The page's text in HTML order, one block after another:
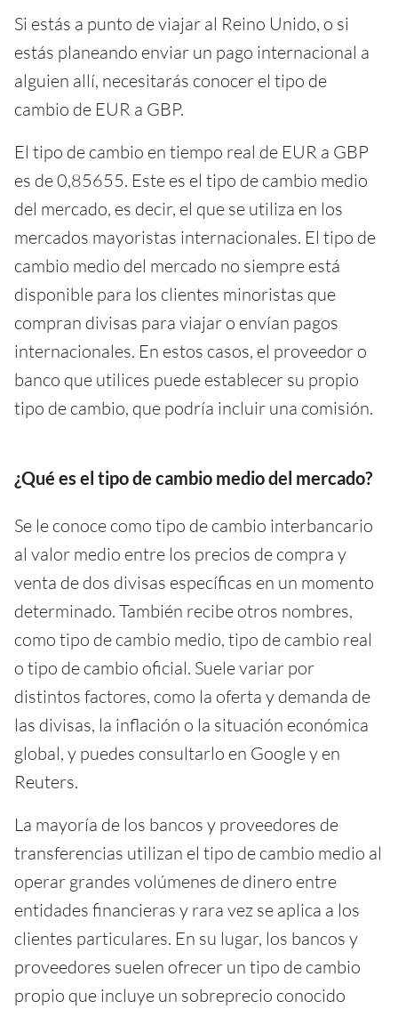
Si estás a punto de viajar al Reino Unido, o si
estás planeando enviar un pago internacional a
alguien allí, necesitarás conocer el tipo de
cambio de EUR a GBP.
El tipo de cambio en tiempo real de EUR a GBP
es de 0,85655. Este es el tipo de cambio medio
del mercado, es decir, el que se utiliza en los
mercados mayoristas internacionales. El tipo de
cambio medio del mercado no siempre está
disponible para los clientes minoristas que
compran divisas para viajar o envían pagos
internacionales. En estos casos, el proveedor o
banco que utilices puede establecer su propio
tipo de cambio, que podría incluir una comisión.
¿Qué es el tipo de cambio medio del mercado?
Se le conoce como tipo de cambio interbancario
al valor medio entre los precios de compra y
venta de dos divisas específicas en un momento
determinado. También recibe otros nombres,
como tipo de cambio medio, tipo de cambio real
o tipo de cambio oficial. Suele variar por
distintos factores, como la oferta y demanda de
las divisas, la inflación o la situación económica
global, y puedes consultarlo en Google y en
Reuters.
La mayoría de los bancos y proveedores de
transferencias utilizan el tipo de cambio medio al
operar grandes volúmenes de dinero entre
entidades financieras y rara vez se aplica a los
clientes particulares. En su lugar, los bancos y
proveedores suelen ofrecer un tipo de cambio
propio que incluye un sobreprecio conocido